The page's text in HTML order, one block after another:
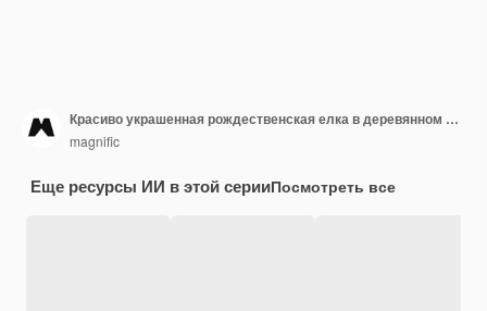
Красиво украшенная рождественская елка в деревянном домике
magnific
Еще ресурсы ИИ в этой серииПосмотреть все